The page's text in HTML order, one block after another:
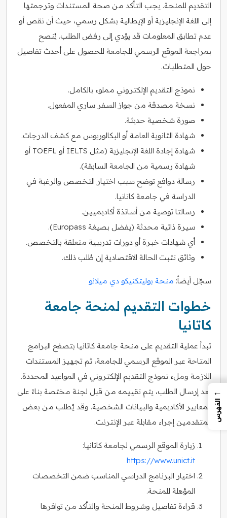
التقديم للمنحة. يجب التأكد من صحة المستندات وترجمتها
إلى اللغة الإنجليزية أو الإيطالية بشكل رسمي، حيث أن نقص أو
عدم تطابق المعلومات قد يؤدي إلى رفض الطلب. يُنصح
بمراجعة الموقع الرسمي للجامعة للحصول على أحدث تفاصيل
حول المتطلبات.
نموذج التقديم الإلكتروني مملوء بالكامل.
نسخة مصدقة من جواز السفر ساري المفعول.
صورة شخصية حديثة.
شهادة الثانوية العامة أو البكالوريوس مع كشف الدرجات.
شهادة إجادة اللغة الإنجليزية (مثل IELTS أو TOEFL أو
شهادة رسمية من الجامعة السابقة).
رسالة دوافع توضح سبب اختيار التخصص والرغبة في
الدراسة في جامعة كاتانيا.
رسالتا توصية من أساتذة أكاديميين.
سيرة ذاتية محدثة (يفضل بصيغة Europass).
أي شهادات خبرة أو دورات تدريبية متعلقة بالتخصص.
وثائق تثبت الحالة الاقتصادية إن طُلب ذلك.
سجّل أيضاً: منحة بوليتكنيكو دي ميلانو
خطوات التقديم لمنحة جامعة
كاتانيا
تبدأ عملية التقديم على منحة جامعة كاتانيا بتصفح البرامج
المتاحة عبر الموقع الرسمي للجامعة، ثم تجهيز المستندات
اللازمة وملء نموذج التقديم الإلكتروني في المواعيد المحددة.
بعد إرسال الطلب، يتم تقييمه من قبل لجنة مختصة بناءً على
المعايير الأكاديمية والبيانات الشخصية. وقد يُطلب من بعض
المتقدمين إجراء مقابلة عبر الإنترنت.
زيارة الموقع الرسمي لجامعة كاتانيا:
https://www.unict.it
اختيار البرنامج الدراسي المناسب ضمن التخصصات
المؤهلة للمنحة.
قراءة تفاصيل وشروط المنحة والتأكد من توافرها
←
الفهرس